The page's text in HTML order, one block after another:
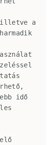
illetve a
idő